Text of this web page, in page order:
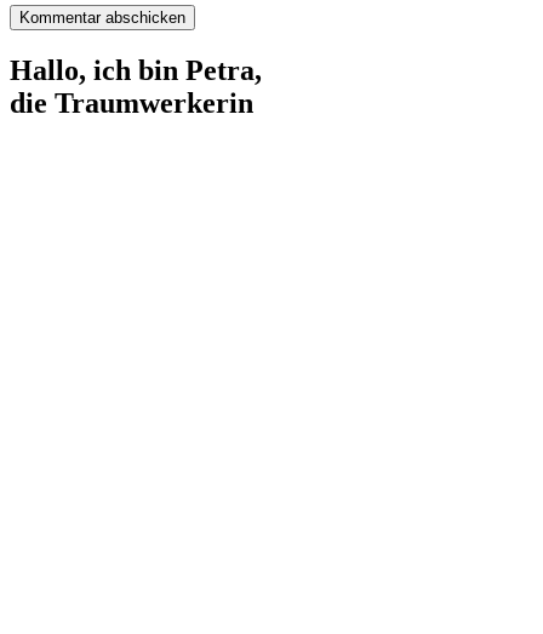
Kommentar abschicken
Hallo, ich bin Petra,
die Traumwerkerin